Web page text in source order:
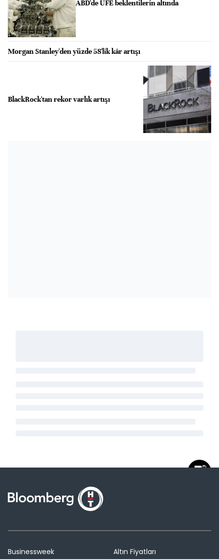
ABD'de ÜFE beklentilerin altında
Morgan Stanley'den yüzde 58'lik kâr artışı
BlackRock'tan rekor varlık artışı
Businessweek
Altın Fiyatları